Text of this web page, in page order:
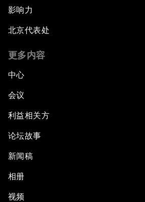
影响力
北京代表处
更多内容
中心
会议
利益相关方
论坛故事
新闻稿
相册
视频